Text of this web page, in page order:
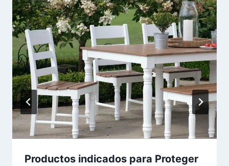
Productos indicados para Proteger